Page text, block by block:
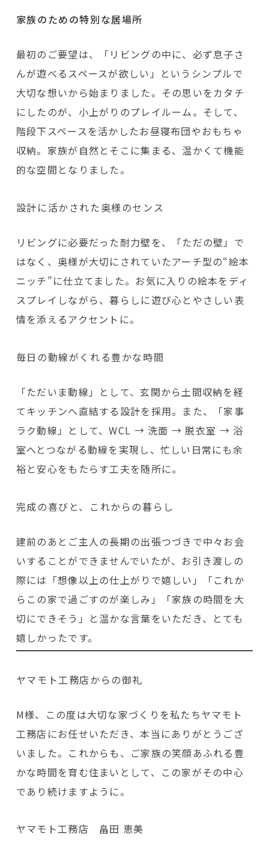
家族のための特別な居場所
最初のご要望は、「リビングの中に、必ず息子さ
んが遊べるスペースが欲しい」というシンプルで
大切な想いから始まりました。その思いをカタチ
にしたのが、小上がりのプレイルーム。そして、
階段下スペースを活かしたお昼寝布団やおもちゃ
収納。家族が自然とそこに集まる、温かくて機能
的な空間となりました。
設計に活かされた奥様のセンス
リビングに必要だった耐力壁を、「ただの壁」で
はなく、奥様が大切にされていたアーチ型の“絵本
ニッチ”に仕立てました。お気に入りの絵本をディ
スプレイしながら、暮らしに遊び心とやさしい表
情を添えるアクセントに。
毎日の動線がくれる豊かな時間
「ただいま動線」として、玄関から土間収納を経
てキッチンへ直結する設計を採用。また、「家事
ラク動線」として、WCL → 洗面 → 脱衣室 → 浴
室へとつながる動線を実現し、忙しい日常にも余
裕と安心をもたらす工夫を随所に。
完成の喜びと、これからの暮らし
建前のあとご主人の長期の出張つづきで中々お会
いすることができませんでいたが、お引き渡しの
際には「想像以上の仕上がりで嬉しい」「これか
らこの家で過ごすのが楽しみ」「家族の時間を大
切にできそう」と温かな言葉をいただき、とても
嬉しかったです。
ヤマモト工務店からの御礼
M様、この度は大切な家づくりを私たちヤマモト
工務店にお任せいただき、本当にありがとうござ
いました。これからも、ご家族の笑顔あふれる豊
かな時間を育む住まいとして、この家がその中心
であり続けますように。
ヤマモト工務店 畠田 恵美